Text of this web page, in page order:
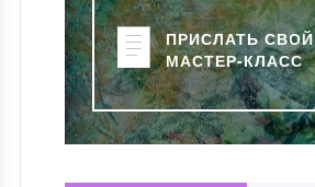
ПРИСЛАТЬ СВОЙ
МАСТЕР-КЛАСС